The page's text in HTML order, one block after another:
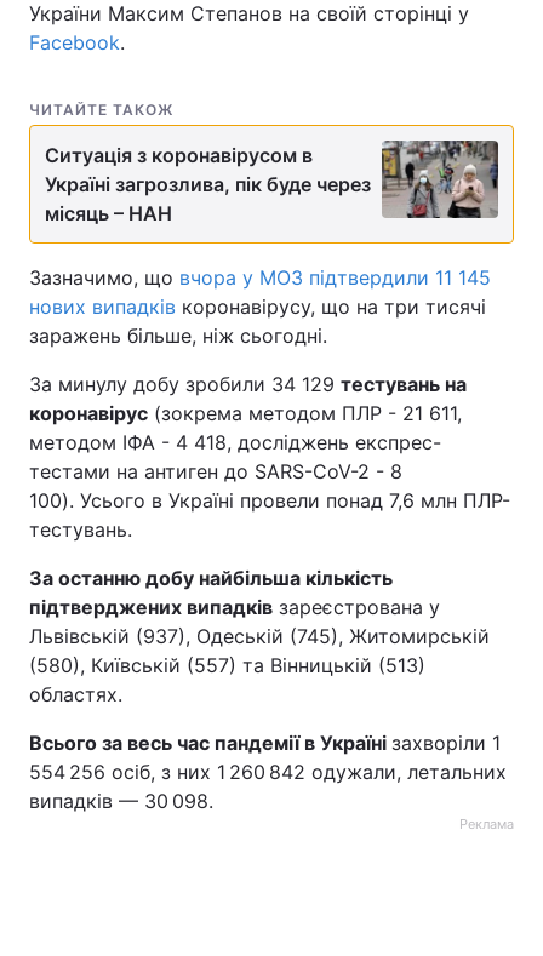
України Максим Степанов на своїй сторінці у
Facebook.
ЧИТАЙТЕ ТАКОЖ
Ситуація з коронавірусом в
Україні загрозлива, пік буде через
місяць – НАН
Зазначимо, що вчора у МОЗ підтвердили 11 145
нових випадків коронавірусу, що на три тисячі
заражень більше, ніж сьогодні.
За минулу добу зробили 34 129 тестувань на
коронавірус (зокрема методом ПЛР - 21 611,
методом ІФА - 4 418, досліджень експрес-
тестами на антиген до SARS-CoV-2 - 8
100). Усього в Україні провели понад 7,6 млн ПЛР-
тестувань.
За останню добу найбільша кількість
підтверджених випадків зареєстрована у
Львівській (937), Одеській (745), Житомирській
(580), Київській (557) та Вінницькій (513)
областях.
Всього за весь час пандемії в Україні захворіли 1
554 256 осіб, з них 1 260 842 одужали, летальних
випадків — 30 098.
Реклама